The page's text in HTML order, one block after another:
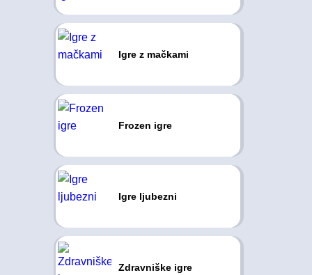
Igre z mačkami
Frozen igre
Igre ljubezni
Zdravniške igre